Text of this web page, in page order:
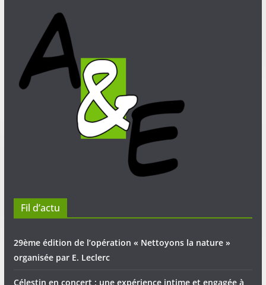
Fil d’actu
29ème édition de l’opération « Nettoyons la nature »
organisée par E. Leclerc
Célestin en concert : une expérience intime et engagée à